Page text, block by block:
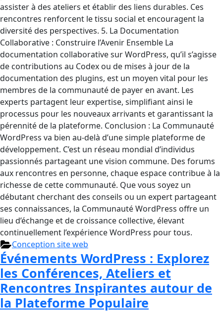
assister à des ateliers et établir des liens durables. Ces
rencontres renforcent le tissu social et encouragent la
diversité des perspectives. 5. La Documentation
Collaborative : Construire l’Avenir Ensemble La
documentation collaborative sur WordPress, qu’il s’agisse
de contributions au Codex ou de mises à jour de la
documentation des plugins, est un moyen vital pour les
membres de la communauté de payer en avant. Les
experts partagent leur expertise, simplifiant ainsi le
processus pour les nouveaux arrivants et garantissant la
pérennité de la plateforme. Conclusion : La Communauté
WordPress va bien au-delà d’une simple plateforme de
développement. C’est un réseau mondial d’individus
passionnés partageant une vision commune. Des forums
aux rencontres en personne, chaque espace contribue à la
richesse de cette communauté. Que vous soyez un
débutant cherchant des conseils ou un expert partageant
ses connaissances, la Communauté WordPress offre un
lieu d’échange et de croissance collective, élevant
continuellement l’expérience WordPress pour tous.
Conception site web
Événements WordPress : Explorez
les Conférences, Ateliers et
Rencontres Inspirantes autour de
la Plateforme Populaire